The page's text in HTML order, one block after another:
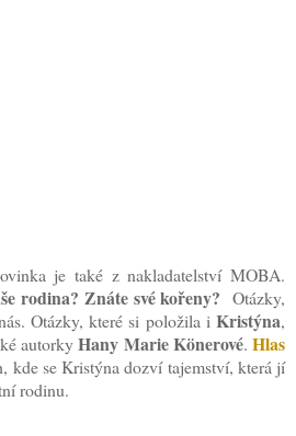
je také z nakladatelství MOBA.
rodina? Znáte své kořeny? Otázky,
Otázky, které si položila i Kristýna,
autorkyHany Marie Könerové. Hlas
kde se Kristýna dozví tajemství, která jí
rodinu.